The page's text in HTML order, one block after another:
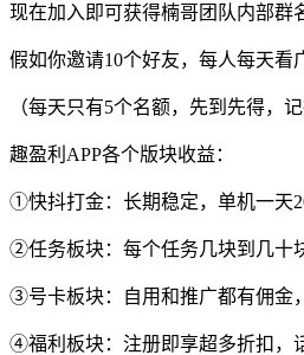
现在加入即可获得楠哥团队内部群
假如你邀请10个好友，每人每天看
（每天只有5个名额，先到先得，
趣盈利APP各个版块收益：
①快抖打金：长期稳定，单机一天
②任务板块：每个任务几块到几十
③号卡板块：自用和推广都有佣金
④福利板块：注册即享超多折扣，